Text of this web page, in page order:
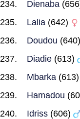
Dienaba
Lalia (642)
Doudou (640)
Diadie (613)
Mbarka (613)
Hamadou
Idriss (606)